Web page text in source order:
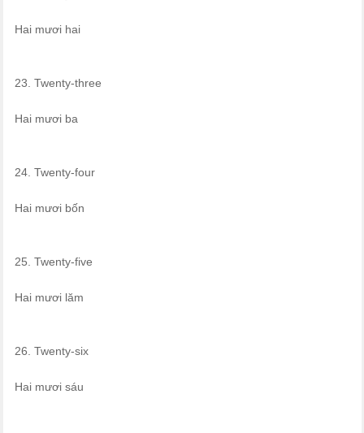
Hai mươi hai
23. Twenty-three
Hai mươi ba
24. Twenty-four
Hai mươi bốn
25. Twenty-five
Hai mươi lăm
26. Twenty-six
Hai mươi sáu